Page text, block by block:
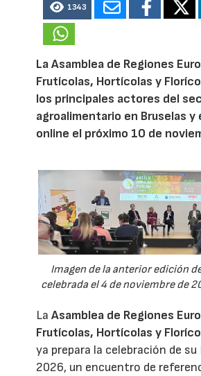
1343
La Asamblea de Regiones
Frutícolas, Hortícolas y
los principales actores del
agroalimentario en Bruselas
online el próximo 10 de
Imagen de la anterior edición
celebrada el 4 de noviembre de
LaAsamblea de Regiones
Frutícolas, Hortícolas y
ya prepara la celebración de su
2026, un encuentro de